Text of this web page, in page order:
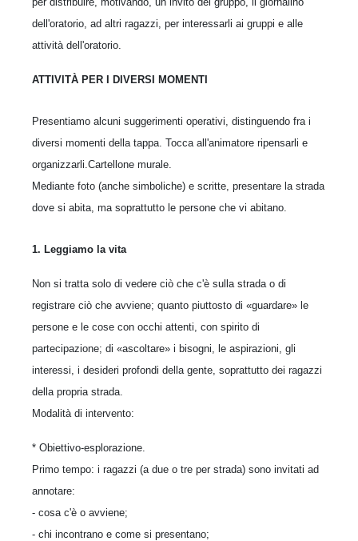
dell'oratorio, ad altri ragazzi, per interessarli ai gruppi e alle
attività dell'oratorio.
ATTIVITÀ PER I DIVERSI MOMENTI
Presentiamo alcuni suggerimenti operativi, distinguendo fra i
diversi momenti della tappa. Tocca all'animatore ripensarli e
organizzarli.Cartellone murale.
Mediante foto (anche simboliche) e scritte, presentare la strada
dove si abita, ma soprattutto le persone che vi abitano.
1. Leggiamo la vita
Non si tratta solo di vedere ciò che c'è sulla strada o di
registrare ciò che avviene; quanto piuttosto di «guardare» le
persone e le cose con occhi attenti, con spirito di
partecipazione; di «ascoltare» i bisogni, le aspirazioni, gli
interessi, i desideri profondi della gente, soprattutto dei ragazzi
della propria strada.
Modalità di intervento:
* Obiettivo-esplorazione.
Primo tempo: i ragazzi (a due o tre per strada) sono invitati ad
annotare:
- cosa c'è o avviene;
- chi incontrano e come si presentano;